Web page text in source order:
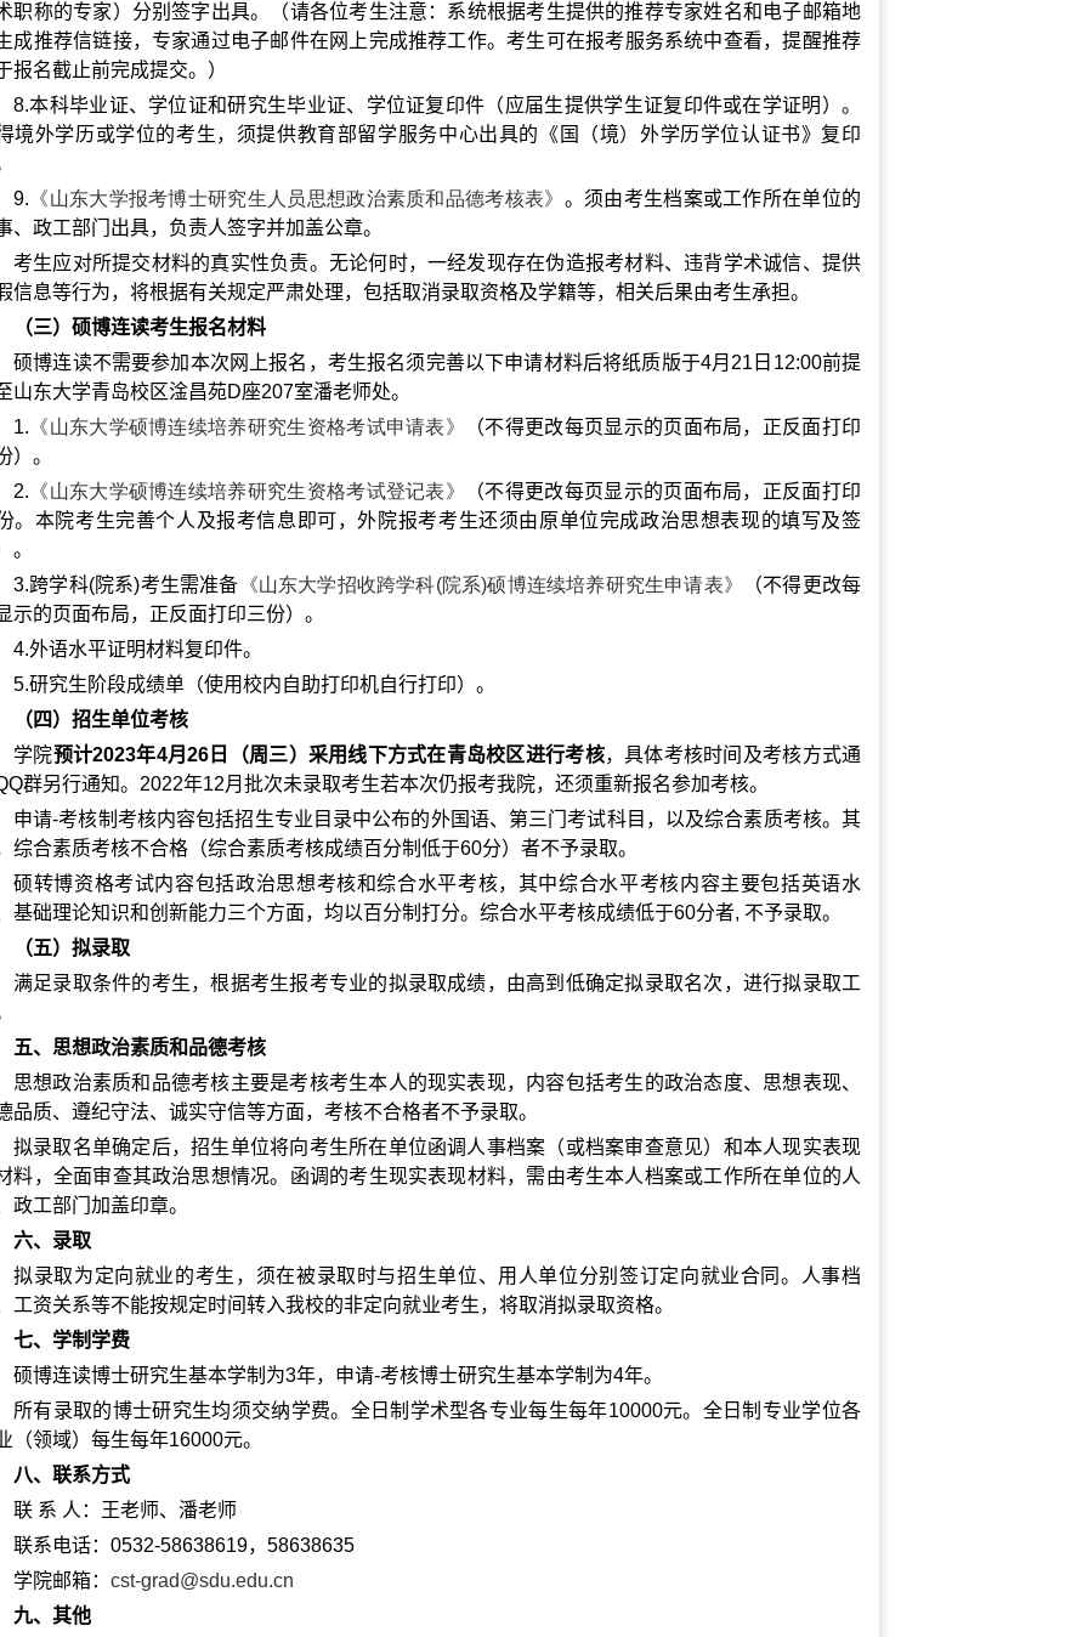
职称的专家）分别签字出具。（请各位考生注意：系统根据考生提供的推荐专家姓名和电子邮箱地
成推荐信链接，专家通过电子邮件在网上完成推荐工作。考生可在报考服务系统中查看，提醒推荐
报名截止前完成提交。 ）
8.本科毕业证、学位证和研究生毕业证、学位证复印件（应届生提供学生证复印件或在学证明）。
境外学历或学位的考生，须提供教育部留学服务中心出具的《国（境）外学历学位认证书》复印
9. 《山东大学报考博士研究生人员思想政治素质和品德考核表》 。须由考生档案或工作所在单位的
、政工部门出具，负责人签字并加盖公章。
考生应对所提交材料的真实性负责。无论何时，一经发现存在伪造报考材料、违背学术诚信、提供
信息等行为，将根据有关规定严肃处理，包括取消录取资格及学籍等，相关后果由考生承担。
（三）硕博连读考生报名材料
硕博连读不需要参加本次网上报名，考生报名须完善以下申请材料后将纸质版于4月 21 日 12:00前提
山东大学青岛校区淦昌苑D座207室潘老师处。
1. 《山东大学硕博连续培养研究生资格考试申请表》
（不得更改每页显示的页面布局，正反面打印
）。
2. 《山东大学硕博连续培养研究生资格考试登记表》
（不得更改每页显示的页面布局，正反面打印
。本院考生完善个人及报考信息即可，外院报考考生还须由原单位完成政治思想表现的填写及签
。
3.跨学科(院系)考生需准备 《山东大学招收跨学科(院系)硕博连续培养研究生申请表》 （不得更改每
示的页面布局，正反面打印三份）。
4.外语水平证明材料复印件。
5.研究生阶段成绩单（使用校内自助打印机自行打印）。
（四）招生单位考核
学院预计2023年4月26 日（周三）采用线下方式在青岛校区进行考核，具体考核时间及考核方式通
群另行通知。 2022年12月批次未录取考生若本次仍报考我院，还须重新报名参加考核。
申请-考核制考核内容包括招生专业目录中公布的外国语、第三门考试科目，以及综合素质考核。其
综合素质考核不合格（综合素质考核成绩百分制低于60分）者不予录取。
硕转博资格考试内容包括政治思想考核和综合水平考核，其中综合水平考核内容主要包括英语水
基础理论知识和创新能力三个方面，均以百分制打分。综合水平考核成绩低于60分者, 不予录取。
（五）拟录取
满足录取条件的考生，根据考生报考专业的拟录取成绩，由高到低确定拟录取名次，进行拟录取工
五、思想政治素质和品德考核
思想政治素质和品德考核主要是考核考生本人的现实表现，内容包括考生的政治态度、思想表现、
品质、遵纪守法、诚实守信等方面，考核不合格者不予录取。
拟录取名单确定后，招生单位将向考生所在单位函调人事档案（或档案审查意见）和本人现实表现
料，全面审查其政治思想情况。函调的考生现实表现材料，需由考生本人档案或工作所在单位的人
政工部门加盖印章。
六、录取
拟录取为定向就业的考生，须在被录取时与招生单位、用人单位分别签订定向就业合同。人事档
工资关系等不能按规定时间转入我校的非定向就业考生，将取消拟录取资格。
七、学制学费
硕博连读博士研究生基本学制为3年，申请-考核博士研究生基本学制为4年。
所有录取的博士研究生均须交纳学费。全日制学术型各专业每生每年10000元。全日制专业学位各
（领域）每生每年16000元。
八、联系方式
联 系 人：王老师、潘老师
联系电话： 0532-58638619， 58638635
学院邮箱： cst-grad@sdu.edu.cn
九、其他